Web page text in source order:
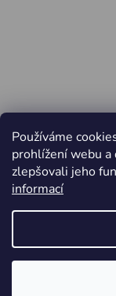
Používáme
prohlížení webu a
zlepšovali jeho
informací